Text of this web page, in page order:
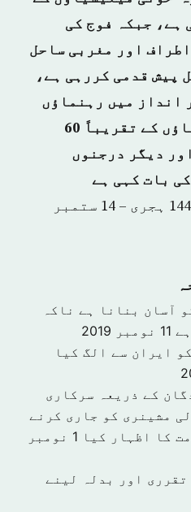
ہے، جبکہ فوج کی
اور مغربی ساحل
پیش قدمی کررہی ہے،
انداز میں رہنماؤں
سمیت انقلابی میلیشیاؤں کے تقریباً 60
دیگر درجنوں
بات کہی ہے
جمعہ – 4محرم 1440 ہجرى – 14 ستمبر
آسان بنانا ہے ناکہ
11 نومبر 2019
ایران سے الگ کیا
کے ذریعہ سرکاری
مشینری کو جاری کرنے
کا اظہار کیا
1 نومبر
اور بدلہ لینے